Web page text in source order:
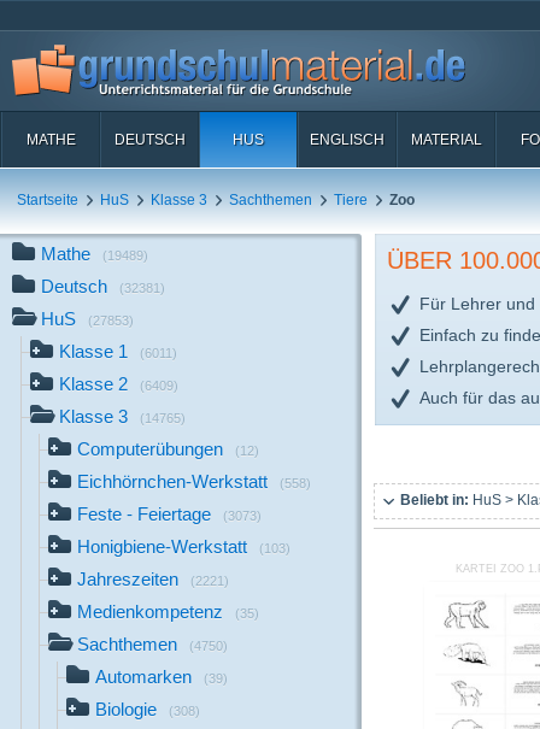
MATHE DEUTSCH HUS ENGLISCH MATERIAL
Startseite HuS Klasse 3 Sachthemen Tiere Zoo
Mathe (19489)
Deutsch (32381)
HuS (27853)
Klasse 1 (6011)
Klasse 2 (6409)
Klasse 3 (14765)
Computerübungen (12)
Eichhörnchen-Werkstatt (558)
Feste - Feiertage (3073)
Honigbiene-Werkstatt (103)
Jahreszeiten (2221)
Medienkompetenz (35)
Sachthemen (4750)
Automarken (39)
Biologie (308)
ÜBER
Für Lehrer und
Einfach zu
Auch für das
Beliebt in: HuS >
KARTEI ZOO